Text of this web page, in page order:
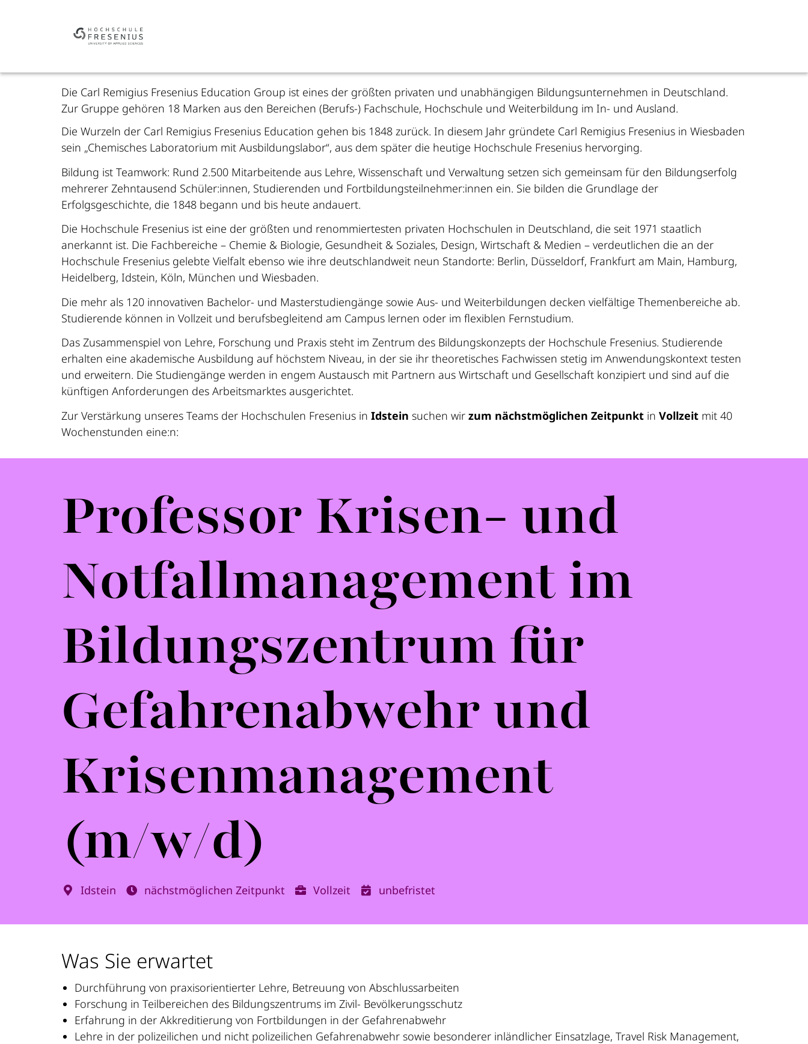
Professor Krisen- und
Notfallmanagement im
Bildungszentrum für
Gefahrenabwehr und
Krisenmanagement
(m/w/d)
Idstein nächstmöglichen Zeitpunkt Vollzeit unbefristet
Die Carl Remigius Fresenius Education Group ist eines der größten privaten und unabhängigen Bildungsunternehmen in Deutschland.
Zur Gruppe gehören 18 Marken aus den Bereichen (Berufs-) Fachschule, Hochschule und Weiterbildung im In- und Ausland.
Die Wurzeln der Carl Remigius Fresenius Education gehen bis 1848 zurück. In diesem Jahr gründete Carl Remigius Fresenius in Wiesbaden
sein „Chemisches Laboratorium mit Ausbildungslabor“, aus dem später die heutige Hochschule Fresenius hervorging.
Bildung ist Teamwork: Rund 2.500 Mitarbeitende aus Lehre, Wissenschaft und Verwaltung setzen sich gemeinsam für den Bildungserfolg
mehrerer Zehntausend Schüler:innen, Studierenden und Fortbildungsteilnehmer:innen ein. Sie bilden die Grundlage der
Erfolgsgeschichte, die 1848 begann und bis heute andauert.
Die Hochschule Fresenius ist eine der größten und renommiertesten privaten Hochschulen in Deutschland, die seit 1971 staatlich
anerkannt ist. Die Fachbereiche – Chemie & Biologie, Gesundheit & Soziales, Design, Wirtschaft & Medien – verdeutlichen die an der
Hochschule Fresenius gelebte Vielfalt ebenso wie ihre deutschlandweit neun Standorte: Berlin, Düsseldorf, Frankfurt am Main, Hamburg,
Heidelberg, Idstein, Köln, München und Wiesbaden.
Die mehr als 120 innovativen Bachelor- und Masterstudiengänge sowie Aus- und Weiterbildungen decken vielfältige Themenbereiche ab.
Studierende können in Vollzeit und berufsbegleitend am Campus lernen oder im flexiblen Fernstudium.
Das Zusammenspiel von Lehre, Forschung und Praxis steht im Zentrum des Bildungskonzepts der Hochschule Fresenius. Studierende
erhalten eine akademische Ausbildung auf höchstem Niveau, in der sie ihr theoretisches Fachwissen stetig im Anwendungskontext testen
und erweitern. Die Studiengänge werden in engem Austausch mit Partnern aus Wirtschaft und Gesellschaft konzipiert und sind auf die
künftigen Anforderungen des Arbeitsmarktes ausgerichtet.
Zur Verstärkung unseres Teams der Hochschulen Fresenius in Idstein suchen wir zum nächstmöglichen Zeitpunkt in Vollzeit mit 40
Wochenstunden eine:n:
Was Sie erwartet
Durchführung von praxisorientierter Lehre, Betreuung von Abschlussarbeiten
Forschung in Teilbereichen des Bildungszentrums im Zivil- Bevölkerungsschutz
Erfahrung in der Akkreditierung von Fortbildungen in der Gefahrenabwehr
Lehre in der polizeilichen und nicht polizeilichen Gefahrenabwehr sowie besonderer inländlicher Einsatzlage, Travel Risk Management,